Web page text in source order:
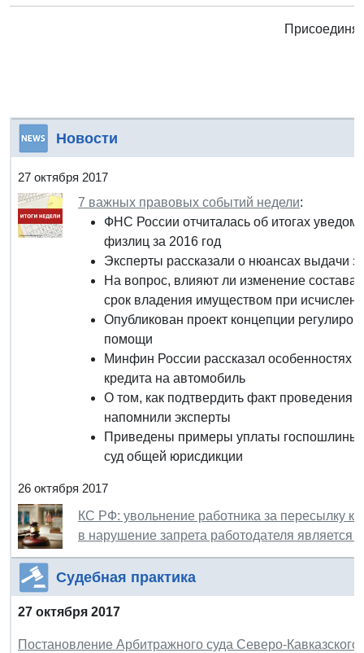
Новости
27 октября 2017
7 важных правовых событий недели:
ФНС России отчиталась об итогах
физлиц за 2016 год
Эксперты рассказали о нюансах выдачи
На вопрос, влияют ли изменение состава
срок владения имуществом при
Опубликован проект концепции
помощи
Минфин России рассказал особенностях
кредита на автомобиль
О том, как подтвердить факт проведения
напомнили эксперты
Приведены примеры уплаты госпошлины
суд общей юрисдикции
26 октября 2017
КС РФ: увольнение работника за пересылку
в нарушение запрета работодателя является
Судебная практика
27 октября 2017
Постановление Арбитражного суда Северо-